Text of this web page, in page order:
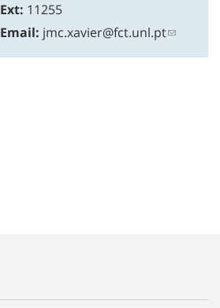
Ext: 11255
Email: jmc.xavier@fct.unl.pt